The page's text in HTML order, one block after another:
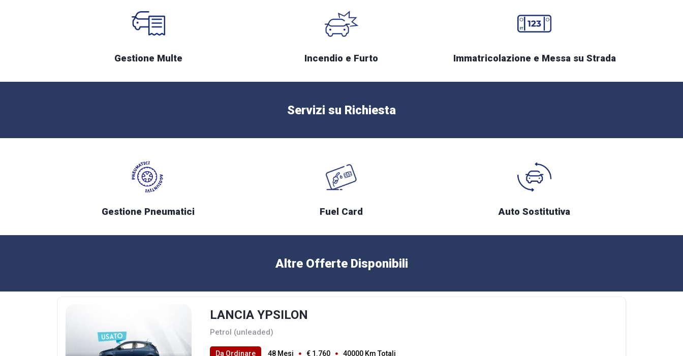
Gestione Multe Incendio e Furto Immatricolazione e Messa su Strada
Servizi su Richiesta
Gestione Pneumatici Fuel Card Auto Sostitutiva
Altre Offerte Disponibili
LANCIA YPSILON
Petrol (unleaded)
Da Ordinare 48 Mesi € 1.760 40000 Km Totali